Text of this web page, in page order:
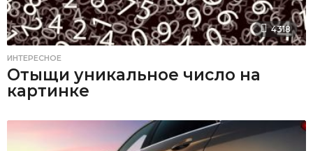
4318
ИНТЕРЕСНОЕ
Отыщи уникальное число на
картинке